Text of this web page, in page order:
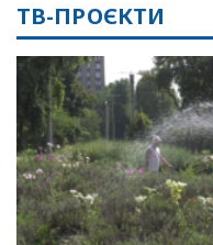
ТВ-ПРОЄКТИ